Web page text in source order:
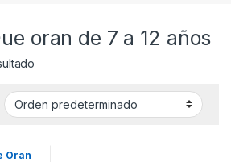
oran de 7 a 12 años
Oran